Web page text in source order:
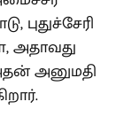
புதுச்சேரி
அதாவது
அனுமதி